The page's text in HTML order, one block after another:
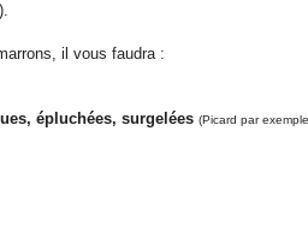
il vous faudra :
épluchées, surgelées (Picard par